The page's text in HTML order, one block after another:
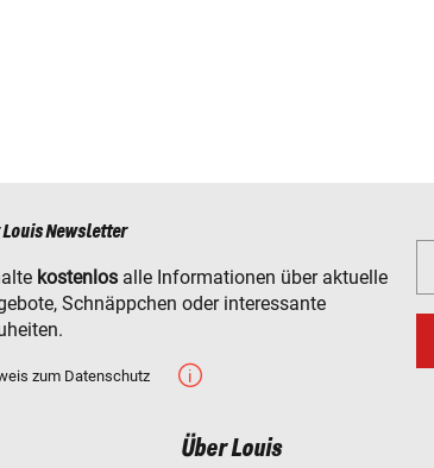
Louis Newsletter
kostenlos alle Informationen über aktuelle
Schnäppchen oder interessante
zum Datenschutz
Über Louis